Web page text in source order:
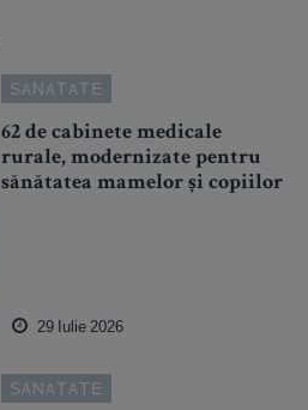
SANATATE
62 de cabinete medicale
rurale, modernizate pentru
sănătatea mamelor și copiilor
29 Iulie 2026
SANATATE